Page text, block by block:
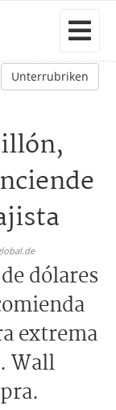
Unterrubriken
dólares
extrema
Wall